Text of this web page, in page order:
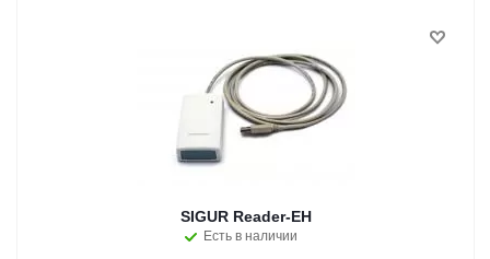
SIGUR Reader-EH
Есть в наличии